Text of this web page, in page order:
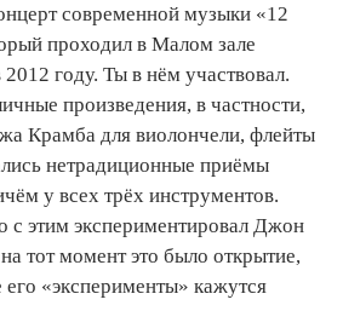
современной музыки «12
проходил в Малом зале
году. Ты в нём участвовал.
произведения, в частности,
Крамба для виолончели, флейты
нетрадиционные приёмы
у всех трёх инструментов.
с этим экспериментировал Джон
тот момент это было открытие,
«эксперименты» кажутся